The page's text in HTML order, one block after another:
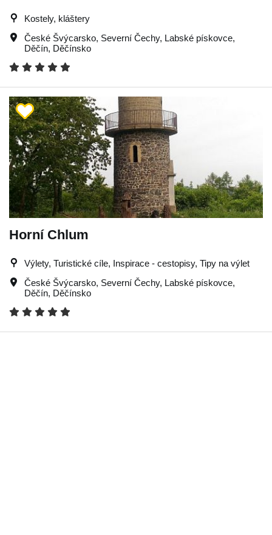
Kostely, kláštery
České Švýcarsko, Severní Čechy, Labské pískovce,
Děčín, Děčínsko
Horní Chlum
Výlety, Turistické cíle, Inspirace - cestopisy, Tipy na výlet
České Švýcarsko, Severní Čechy, Labské pískovce,
Děčín, Děčínsko